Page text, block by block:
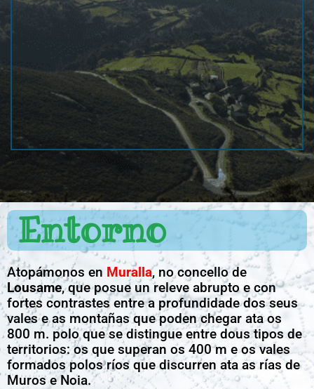
Entorno
Atopámonos en Muralla, no concello de
Lousame, que posue un releve abrupto e con
fortes contrastes entre a profundidade dos seus
vales e as montañas que poden chegar ata os
800 m. polo que se distingue entre dous tipos de
territorios: os que superan os 400 m e os vales
formados polos ríos que discurren ata as rías de
Muros e Noia.